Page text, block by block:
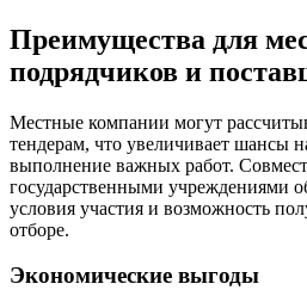
Преимущества для
подрядчиков и
Местные компании могут
тендерам, что увеличивает шансы
выполнение важных работ.
государственными учреждениями
условия участия и возможность
отборе.
Экономические выгоды